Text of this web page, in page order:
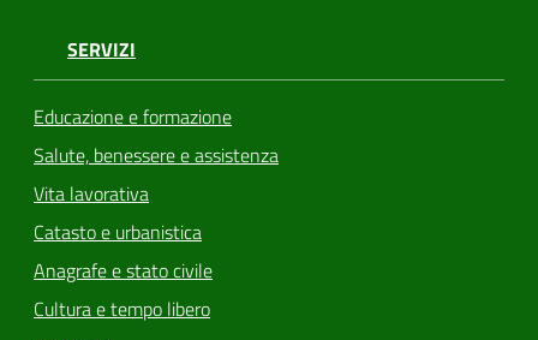
SERVIZI
Educazione e formazione
Salute, benessere e assistenza
Vita lavorativa
Catasto e urbanistica
Anagrafe e stato civile
Cultura e tempo libero